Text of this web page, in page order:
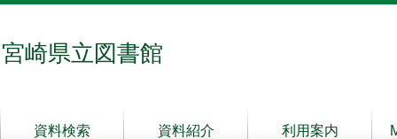
宮崎県立図書館
資料検索 資料紹介 利用案内